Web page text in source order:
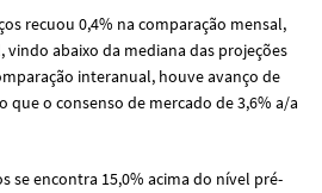
recuou 0,4% na comparação mensal,
vindo abaixo da mediana das projeções
interanual, houve avanço de
que o consenso de mercado de 3,6% a/a
se encontra 15,0% acima do nível pré-